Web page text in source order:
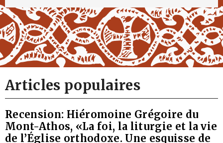
Articles populaires
Recension: Hiéromoine Grégoire du
Mont-Athos, «La foi, la liturgie et la vie
de l’Église orthodoxe. Une esquisse de